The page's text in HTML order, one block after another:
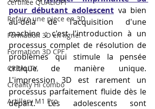
certifiée QUALIOPI
Refaire une piece en 3D
Formation 3D en ligne.
Formation 3D CPF
CREALITY,
Creality Hi combo
Artillery M1 Pro
pour débutant adolescent va bien
au-delà de l'acquisition d'une
machine ; c'est l'introduction à un
processus complet de résolution de
problèmes qui stimule la pensée
critique de manière unique.
L'impression 3D est rarement un
processus parfaitement fluide dès le
départ. Les adolescents sont